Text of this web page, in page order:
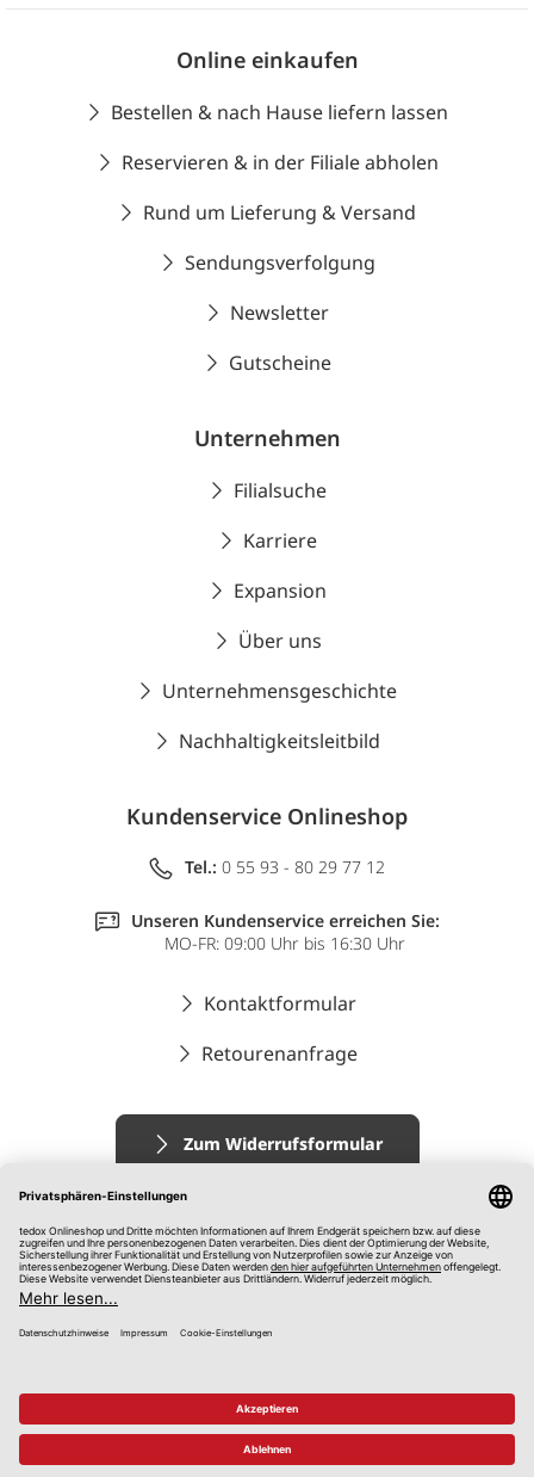
Online einkaufen
Bestellen & nach Hause liefern lassen
Reservieren & in der Filiale abholen
Rund um Lieferung & Versand
Sendungsverfolgung
Newsletter
Gutscheine
Unternehmen
Filialsuche
Karriere
Expansion
Über uns
Unternehmensgeschichte
Nachhaltigkeitsleitbild
Kundenservice Onlineshop
Tel.: 0 55 93 - 80 29 77 12
Unseren Kundenservice erreichen Sie:
MO-FR: 09:00 Uhr bis 16:30 Uhr
Kontaktformular
Retourenanfrage
Zum Widerrufsformular
© 2026 tedox KG
Impressum
AGB
Datenschutz
Hinweisgebersystem